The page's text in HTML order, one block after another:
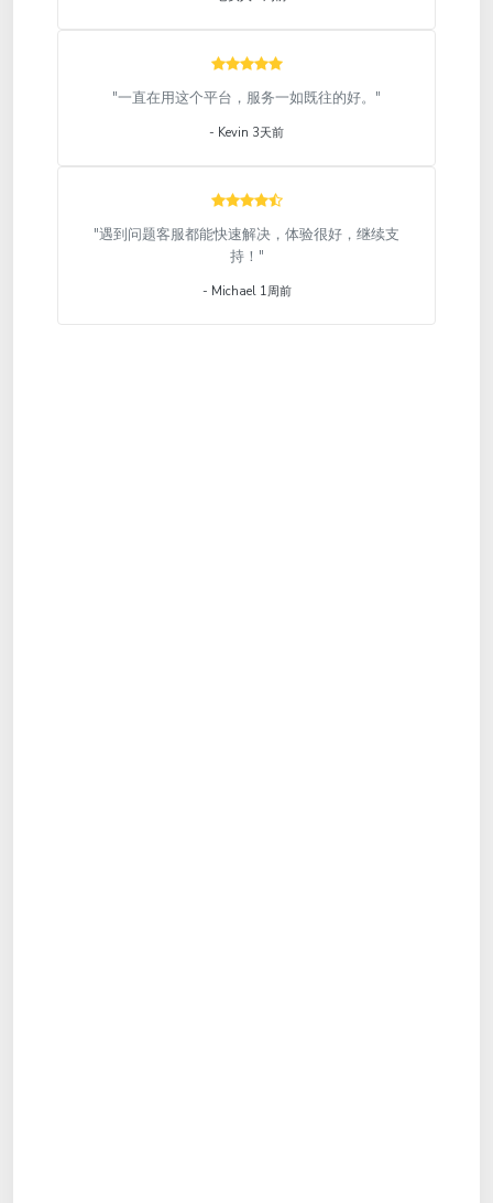
"一直在用这个平台，服务一如既往的好。"
- Kevin 3天前
"遇到问题客服都能快速解决，体验很好，继续支
持！"
- Michael 1周前